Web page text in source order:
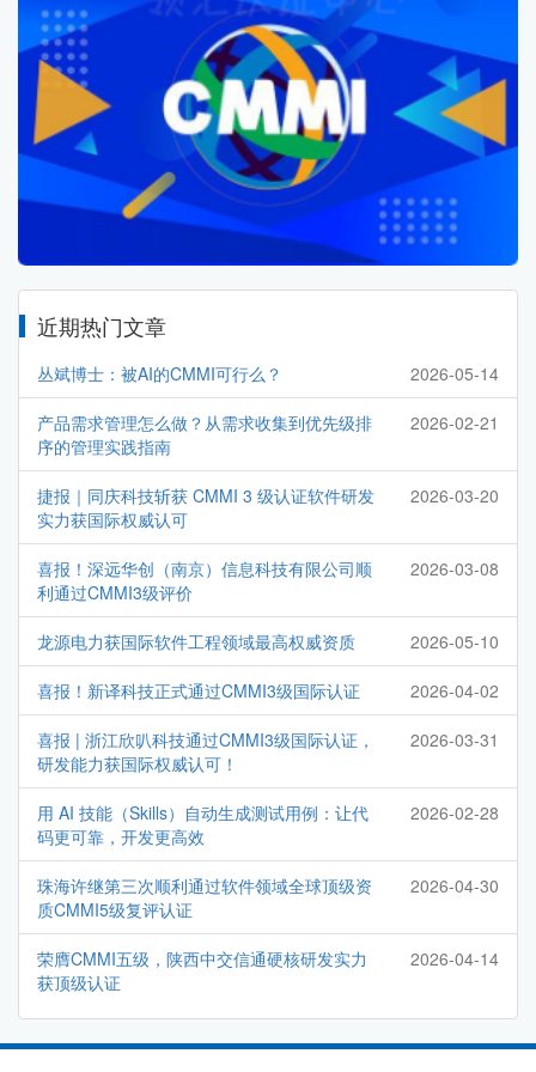
近期热门文章
丛斌博士：被AI的CMMI可行么？ 2026-05-14
产品需求管理怎么做？从需求收集到优先级排
序的管理实践指南
2026-02-21
捷报｜同庆科技斩获 CMMI 3 级认证软件研发
实力获国际权威认可
2026-03-20
喜报！深远华创（南京）信息科技有限公司顺
利通过CMMI3级评价
2026-03-08
龙源电力获国际软件工程领域最高权威资质 2026-05-10
喜报！新译科技正式通过CMMI3级国际认证 2026-04-02
喜报 | 浙江欣叭科技通过CMMI3级国际认证，
研发能力获国际权威认可！
2026-03-31
用 AI 技能（Skills）自动生成测试用例：让代
码更可靠，开发更高效
2026-02-28
珠海许继第三次顺利通过软件领域全球顶级资
质CMMI5级复评认证
2026-04-30
荣膺CMMI五级，陕西中交信通硬核研发实力
获顶级认证
2026-04-14